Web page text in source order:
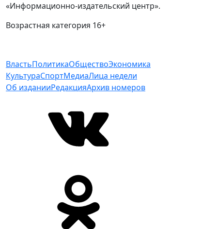
«Информационно-издательский центр».
Возрастная категория 16+
ВластьПолитикаОбществоЭкономика
КультураСпортМедиаЛица недели
Об изданииРедакцияАрхив номеров